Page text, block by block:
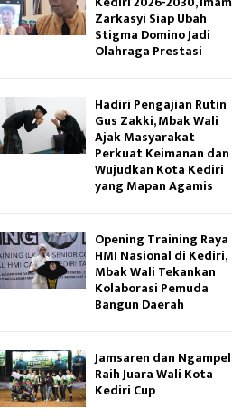
Zarkasyi Siap Ubah
Stigma Domino Jadi
Olahraga Prestasi
Hadiri Pengajian Rutin
Gus Zakki, Mbak Wali
Ajak Masyarakat
Perkuat Keimanan dan
Wujudkan Kota Kediri
yang Mapan Agamis
Opening Training Raya
HMI Nasional di Kediri,
Mbak Wali Tekankan
Kolaborasi Pemuda
Bangun Daerah
Jamsaren dan Ngampel
Raih Juara Wali Kota
Kediri Cup